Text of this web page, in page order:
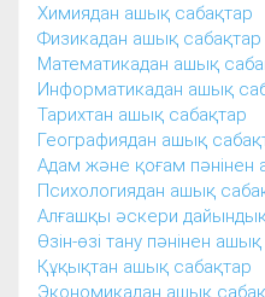
Химиядан ашық сабақтар
Физикадан ашық сабақтар
Математикадан ашық
Информатикадан ашық
Тарихтан ашық сабақтар
Географиядан ашық
Адам және қоғам пәнінен
Психологиядан ашық
Алғашқы әскери
Өзін-өзі тану пәнінен
Құқықтан ашық сабақтар
Экономикадан ашық